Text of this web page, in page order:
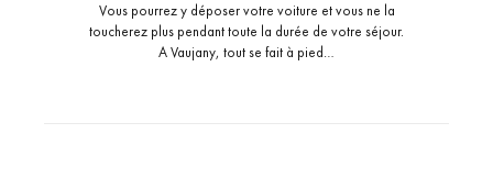
Vous pourrez y déposer votre voiture et vous ne la
toucherez plus pendant toute la durée de votre séjour.
A Vaujany, tout se fait à pied…